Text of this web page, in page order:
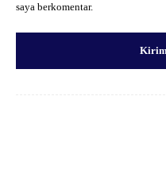
saya berkomentar.